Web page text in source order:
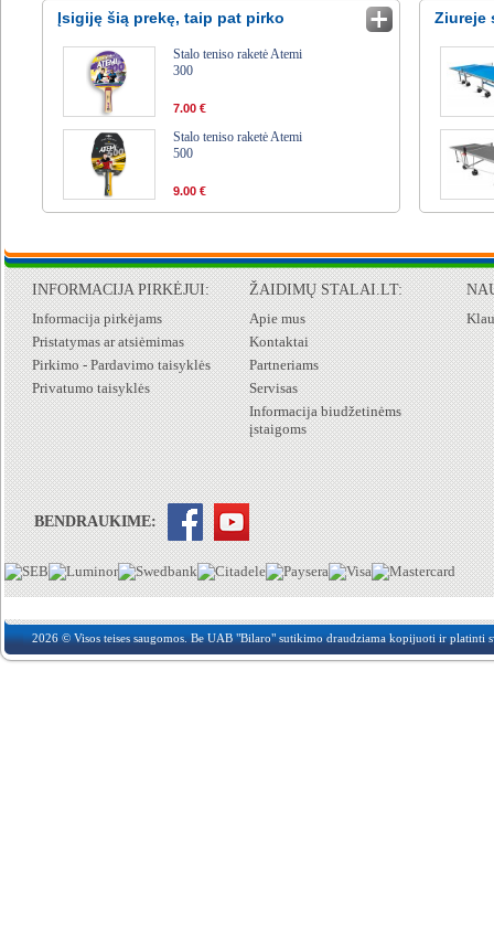
Įsigiję šią prekę, taip pat pirko
Stalo teniso raketė Atemi
300
7.00 €
Stalo teniso raketė Atemi
500
9.00 €
Ziureje
INFORMACIJA PIRKĖJUI:
Informacija pirkėjams
Pristatymas ar atsiėmimas
Pirkimo - Pardavimo taisyklės
Privatumo taisyklės
ŽAIDIMŲ STALAI.LT:
Apie mus
Kontaktai
Partneriams
Servisas
Informacija biudžetinėms
įstaigoms
BENDRAUKIME:
2026 © Visos teises saugomos. Be UAB "Bilaro" sutikimo draudziama kopijuoti ir platinti